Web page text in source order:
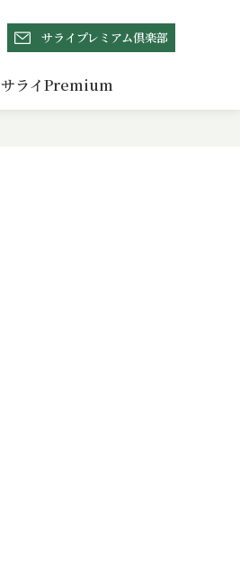
サライプレミアム倶楽部
サライPremium